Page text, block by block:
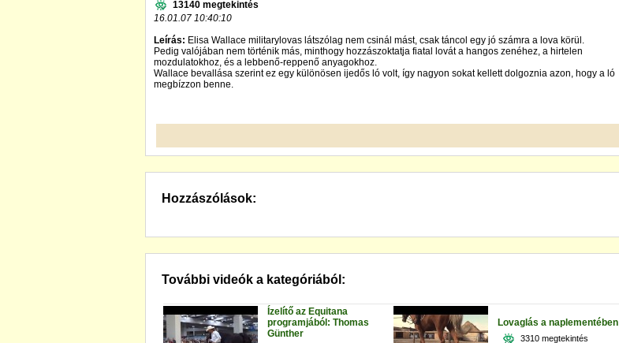
13140 megtekintés
16.01.07 10:40:10
Leírás: Elisa Wallace militarylovas látszólag nem csinál mást, csak táncol egy jó számra a lova körül.
Pedig valójában nem történik más, minthogy hozzászoktatja fiatal lovát a hangos zenéhez, a hirtelen
mozdulatokhoz, és a lebbenő-reppenő anyagokhoz.
Wallace bevallása szerint ez egy különösen ijedős ló volt, így nagyon sokat kellett dolgoznia azon, hogy a ló
megbízzon benne.
Hozzászólások:
További videók a kategóriából:
Ízelítő az Equitana
programjából: Thomas
Günther
Lovaglás a naplementében
3310 megtekintés